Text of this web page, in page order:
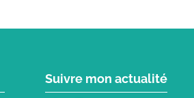
Suivre mon actualité